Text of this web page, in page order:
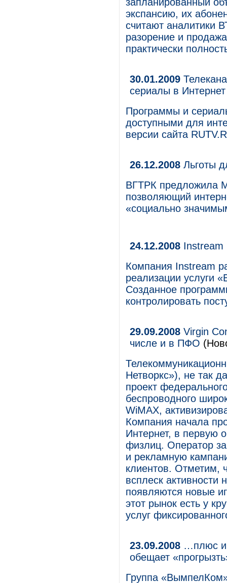
экспансию, их
считают аналитики
разорение и
практически
30.01.2009
сериалы в Интернет
Программы и
доступными для
версии сайта
26.12.2008 Льготы
ВГТРК предложила
позволяющий
«социально
24.12.2008 Instream
Компания Instream
реализации услуги
Созданное
контролировать
29.09.2008 Virgin
числе и в ПФО
Нетворкс»), не так
проект
беспроводного
WiMAX,
Компания начала
Интернет, в первую
физлиц. Оператор
и рекламную
клиентов. Отметим,
всплеск
появляются новые
этот рынок есть у
услуг
23.09.2008 …плюс
обещает
Группа